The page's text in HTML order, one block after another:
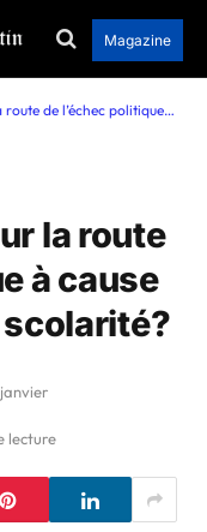
Magazine
à cause de sa vision sur la scolarité?
la route
à cause
lecture